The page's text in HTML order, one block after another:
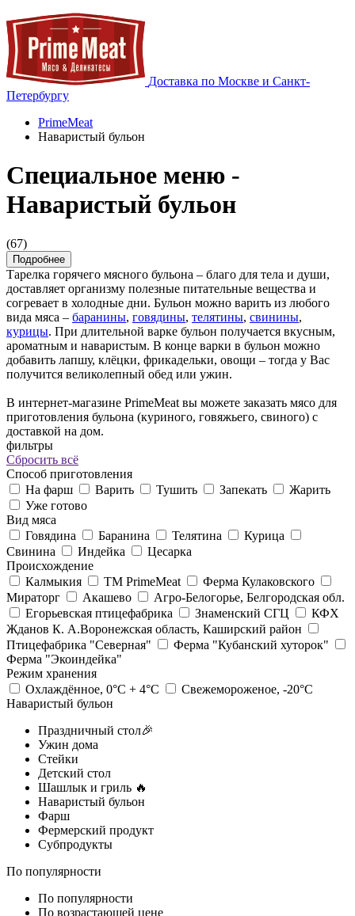
Доставка по Москве и Санкт-
Петербургу
PrimeMeat
Наваристый бульон
Специальное меню -
Наваристый бульон
(67)
Подробнее
Тарелка горячего мясного бульона – благо для тела и души,
доставляет организму полезные питательные вещества и
согревает в холодные дни. Бульон можно варить из любого
вида мяса – баранины, говядины, телятины, свинины,
курицы. При длительной варке бульон получается вкусным,
ароматным и наваристым. В конце варки в бульон можно
добавить лапшу, клёцки, фрикадельки, овощи – тогда у Вас
получится великолепный обед или ужин.
В интернет-магазине PrimeMeat вы можете заказать мясо для
приготовления бульона (куриного, говяжьего, свиного) с
доставкой на дом.
фильтры
Сбросить всё
Cпособ приготовления
На фарш
Варить Тушить Запекать
Жарить
Уже готово
Вид мяса
Говядина
Баранина Телятина
Курица
Свинина
Индейка
Цесарка
Происхождение
Калмыкия
ТМ PrimeMeat
Ферма Кулаковского
Мираторг
Акашево
Агро-Белогорье, Белгородская обл.
Егорьевская птицефабрика
Знаменский СГЦ
КФХ
Жданов К. А.Воронежская область, Каширский район
Птицефабрика "Северная"
Ферма "Кубанский хуторок"
Ферма "Экоиндейка"
Режим хранения
Охлаждённое, 0°С + 4°С
Свежемороженое, -20°С
Наваристый бульон
Праздничный стол🎉
Ужин дома
Стейки
Детский стол
Шашлык и гриль 🔥
Наваристый бульон
Фарш
Фермерский продукт
Субпродукты
По популярности
По популярности
По возрастающей цене